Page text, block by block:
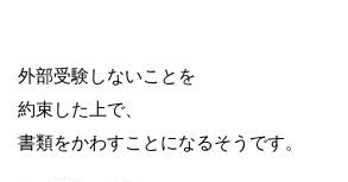
外部受験しないことを
約束した上で、
書類をかわすことになるそうです。